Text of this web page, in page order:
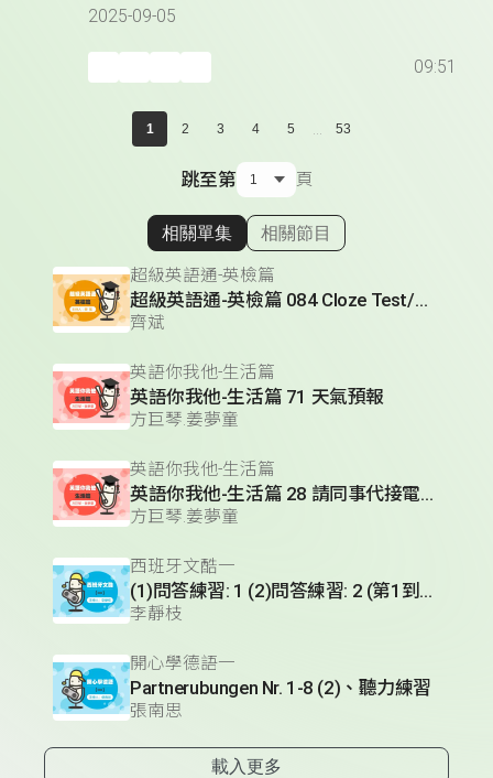
2025-09-05
09:51
1 2 3 4 5 ... 53
跳至第 頁
顯示相關單集
相關單集 相關節目
超級英語通-英檢篇
超級英語通-英檢篇 084 Cloze Test/段落填空-14
齊斌
英語你我他-生活篇
英語你我他-生活篇 71 天氣預報
方巨琴.姜夢童
英語你我他-生活篇
英語你我他-生活篇 28 請同事代接電話(1)
方巨琴.姜夢童
西班牙文酷一
(1)問答練習: 1 (2)問答練習: 2 (第1到3題) (3)實用短句單元 (Hablando en plata)- 火車篇 (II)
李靜枝
開心學德語一
Partnerubungen Nr. 1-8 (2)、聽力練習
張南思
載入更多